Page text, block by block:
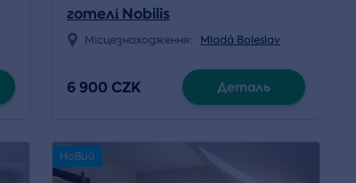
готелі Nobilis
Місцезнаходження: Mladá Boleslav
6 900 CZK Деталь
Новий